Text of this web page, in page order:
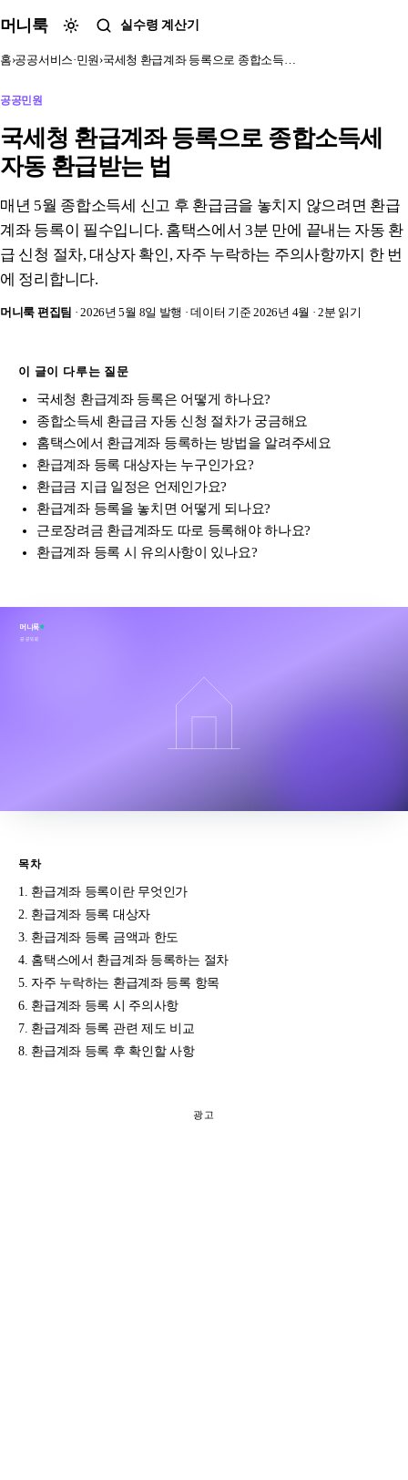
머니룩 실수령 계산기
홈›공공서비스·민원 ›국세청 환급계좌 등록으로 종합소득…
공공민원
국세청 환급계좌 등록으로 종합소득세
자동 환급받는 법
매년 5월 종합소득세 신고 후 환급금을 놓치지 않으려면 환급
계좌 등록이 필수입니다. 홈택스에서 3분 만에 끝내는 자동 환
급 신청 절차, 대상자 확인, 자주 누락하는 주의사항까지 한 번
에 정리합니다.
머니룩 편집팀 · 2026년 5월 8일 발행 · 데이터 기준 2026년 4월 · 2분 읽기
이 글이 다루는 질문
국세청 환급계좌 등록은 어떻게 하나요?
종합소득세 환급금 자동 신청 절차가 궁금해요
홈택스에서 환급계좌 등록하는 방법을 알려주세요
환급계좌 등록 대상자는 누구인가요?
환급금 지급 일정은 언제인가요?
환급계좌 등록을 놓치면 어떻게 되나요?
근로장려금 환급계좌도 따로 등록해야 하나요?
환급계좌 등록 시 유의사항이 있나요?
머니룩
공공민원
목차
환급계좌 등록이란 무엇인가
환급계좌 등록 대상자
환급계좌 등록 금액과 한도
홈택스에서 환급계좌 등록하는 절차
자주 누락하는 환급계좌 등록 항목
환급계좌 등록 시 주의사항
환급계좌 등록 관련 제도 비교
환급계좌 등록 후 확인할 사항
광고